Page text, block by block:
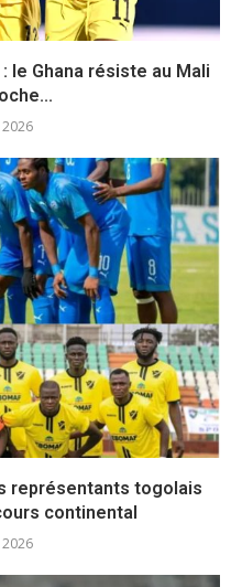
le Ghana résiste au Mali
représentants togolais
continental